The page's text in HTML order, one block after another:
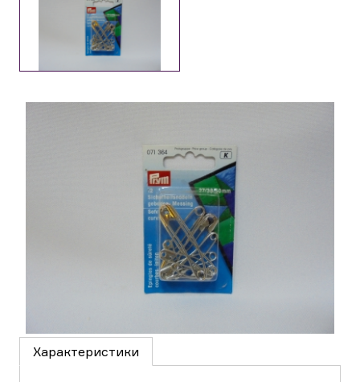
Характеристики